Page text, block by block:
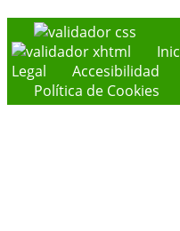
Legal
Accesibilidad
Política de Cookies